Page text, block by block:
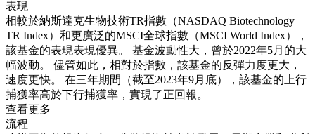
表現
相較於納斯達克生物技術TR指數（NASDAQ Biotechnology
TR Index）和更廣泛的MSCI全球指數（MSCI World Index），
該基金的表現表現優異。 基金波動性大，曾於2022年5月的大
幅波動。 儘管如此，相對於指數，該基金的反彈力度更大，
速度更快。 在三年期間（截至2023年9月底），該基金的上行
捕獲率高於下行捕獲率，實現了正回報。
查看更多
流程